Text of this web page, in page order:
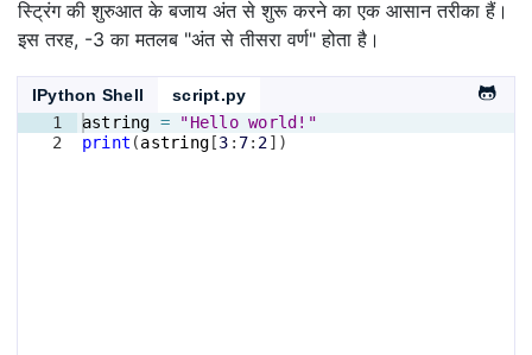
स्ट्रिंग की शुरुआत के बजाय अंत से शुरू करने का एक आसान तरीका हैं।
इस तरह, -3 का मतलब "अंत से तीसरा वर्ण" होता है।
IPython Shell
script.py
1
2
astring =
"Hello world!"
print (astring [3 : 7: 2])